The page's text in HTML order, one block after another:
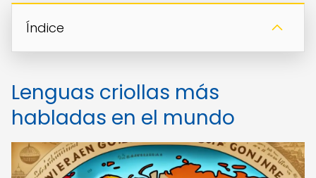
Índice
Lenguas criollas más
habladas en el mundo